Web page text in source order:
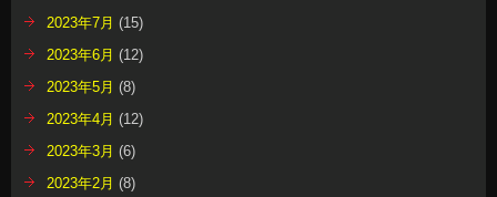
2023年7月 (15)
2023年6月 (12)
2023年5月 (8)
2023年4月 (12)
2023年3月 (6)
2023年2月 (8)